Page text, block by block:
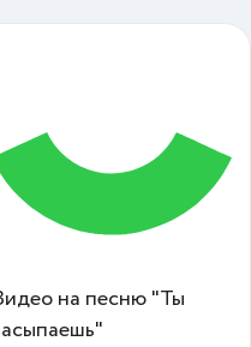
на песню "Ты